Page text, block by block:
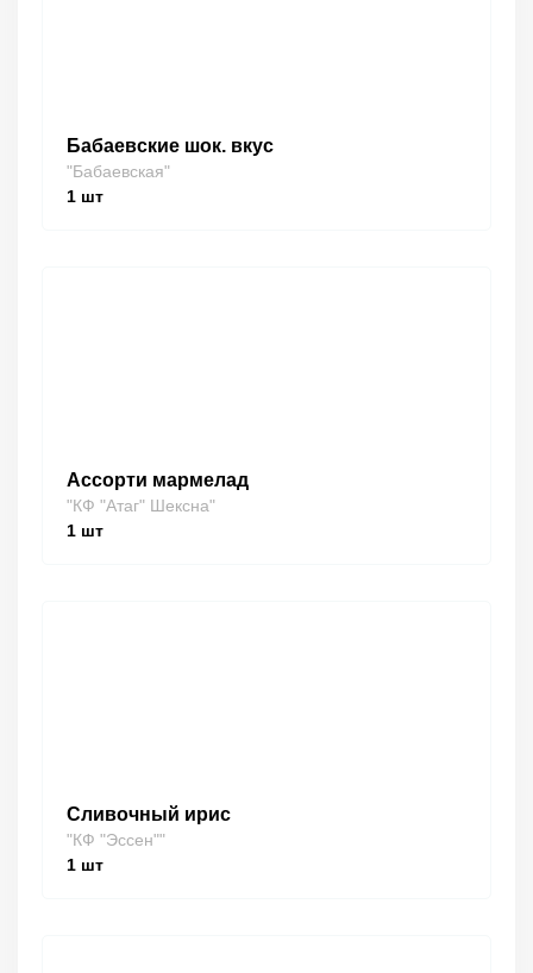
Бабаевские шок. вкус
"Бабаевская"
1 шт
Ассорти мармелад
"КФ "Атаг" Шексна"
1 шт
Сливочный ирис
"КФ "Эссен""
1 шт